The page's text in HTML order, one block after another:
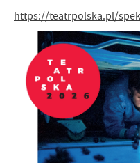
https://teatrpolska.pl/